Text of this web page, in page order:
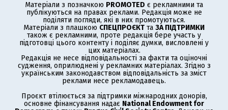
Матеріали з позначкою PROMOTED є рекламними та
публікуються на правах реклами. Редакція може не
поділяти погляди, які в них промотуються.
Матеріали з плашкою СПЕЦПРОЄКТ та ЗА ПІДТРИМКИ
також є рекламними, проте редакція бере участь у
підготовці цього контенту і поділяє думки, висловлені у
цих матеріалах.
Редакція не несе відповідальності за факти та оціночні
судження, оприлюднені у рекламних матеріалах. Згідно з
українським законодавством відповідальність за зміст
реклами несе рекламодавець.
Проєкт втілюється за підтримки міжнародних донорів,
основне фінансування надає National Endowment for